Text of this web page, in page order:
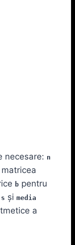
necesare: n
b pentru
s și media
a